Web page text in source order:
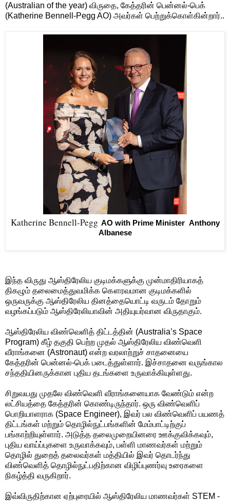
(Australian of the year) விருதை, கேத்தரின் பென்னல்-பெக்
(Katherine Bennell-Pegg AO) அவர்கள் பெற்றுக்கொள்கின்றார்..
Katherine Bennell-Pegg AO with Prime Minister Anthony
Albanese
இந்த விருது ஆஸ்திரேலிய குடிமக்களுக்கு முன்மாதிரியாகத்
திகழும் தலைமைத்துவமிக்க கௌரவமான குடிமக்களில்
ஒருவருக்கு ஆஸ்திரேலிய தினத்தையொட்டி வருடம் தோறும்
வழங்கப்படும் ஆஸ்திரேலியாவின் அதியுயர்வான விருதாகும்.
ஆஸ்திரேலிய விண்வெளித் திட்டத்தின் (Australia’s Space
Program) கீழ் தகுதி பெற்ற முதல் ஆஸ்திரேலிய விண்வெளி
வீராங்கனை (Astronaut) என்ற வரலாற்றுச் சாதனையை
கேத்தரின் பென்னல்-பெக் படைத்துள்ளார். இச்சாதனை வருங்கால
சந்ததியினருக்கான புதிய தடங்களை உருவாக்கியுள்ளது.
சிறுவயது முதலே விண்வெளி வீராங்கனையாக வேண்டும் என்ற
லட்சியத்தை கேத்தரின் கொண்டிருந்தார். ஒரு விண்வெளிப்
பொறியாளராக (Space Engineer), இவர் பல விண்வெளிப் பயணத்
திட்டங்கள் மற்றும் தொழில்நுட்பங்களின் மேம்பாட்டிற்குப்
பங்காற்றியுள்ளார். அடுத்த தலைமுறையினரை ஊக்குவிக்கவும்,
புதிய வாய்ப்புகளை உருவாக்கவும், பள்ளி மாணவர்கள் மற்றும்
தொழில் துறைத் தலைவர்கள் மத்தியில் இவர் தொடர்ந்து
விண்வெளித் தொழில்நுட்பதிற்கான விழிப்புணர்வு உரைகளை
நிகழ்த்தி வருகிறார்.
இவ்விருதிற்கான ஏற்புரையில் ஆஸ்திரேலிய மாணவர்கள் STEM -